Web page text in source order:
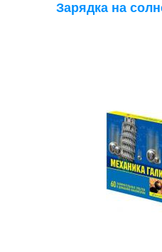
Зарядка на